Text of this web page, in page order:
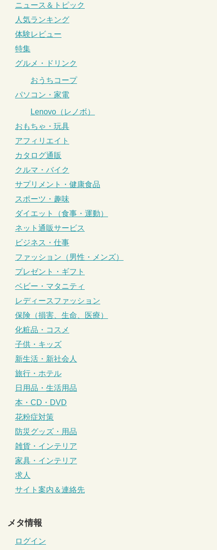
ニュース＆トピック
人気ランキング
体験レビュー
特集
グルメ・ドリンク
おうちコープ
パソコン・家電
Lenovo（レノボ）
おもちゃ・玩具
アフィリエイト
カタログ通販
クルマ・バイク
サプリメント・健康食品
スポーツ・趣味
ダイエット（食事・運動）
ネット通販サービス
ビジネス・仕事
ファッション（男性・メンズ）
プレゼント・ギフト
ベビー・マタニティ
レディースファッション
保険（損害、生命、医療）
化粧品・コスメ
子供・キッズ
新生活・新社会人
旅行・ホテル
日用品・生活用品
本・CD・DVD
花粉症対策
防災グッズ・用品
雑貨・インテリア
家具・インテリア
求人
サイト案内＆連絡先
メタ情報
ログイン